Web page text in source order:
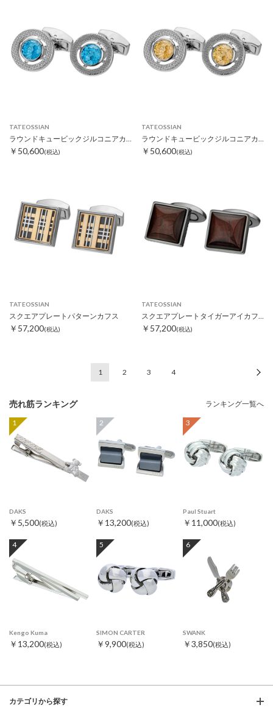
TATEOSSIAN
￥50,600(税込)
TATEOSSIAN
￥50,600(税込)
TATEOSSIAN
スクエアプレートパターンカフス
￥57,200(税込)
TATEOSSIAN
スクエアプレートタイガーアイカフス
￥57,200(税込)
1 2 3 4
売れ筋ランキング ランキング一覧へ
1
DAKS
￥5,500(税込)
2
DAKS
￥13,200(税込)
3
Paul Stuart
￥11,000(税込)
4
Kengo Kuma
￥13,200(税込)
5
SIMON CARTER
￥9,900(税込)
6
SWANK
￥3,850(税込)
カテゴリから探す